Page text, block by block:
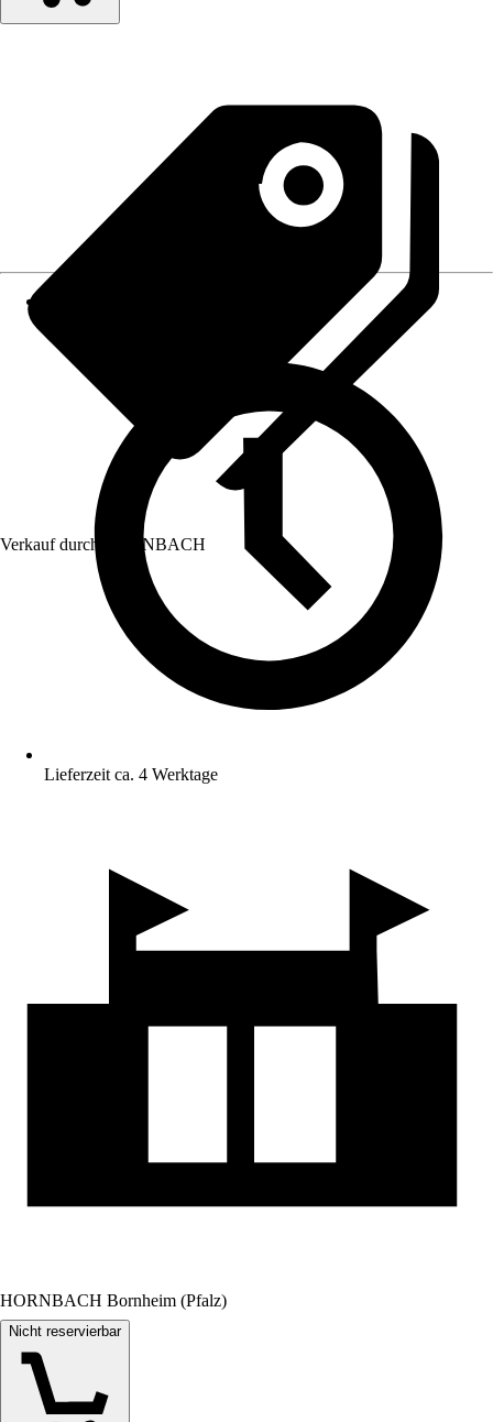
Verkauf durch: HORNBACH
Lieferzeit ca. 4 Werktage
HORNBACH Bornheim (Pfalz)
Nicht reservierbar